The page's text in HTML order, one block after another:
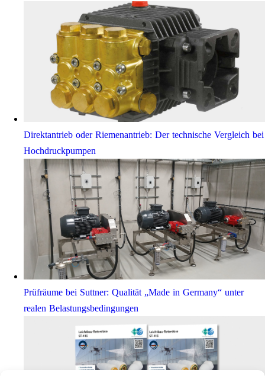
Direktantrieb oder Riemenantrieb: Der technische Vergleich bei
Hochdruckpumpen
Prüfräume bei Suttner: Qualität „Made in Germany“ unter
realen Belastungsbedingungen